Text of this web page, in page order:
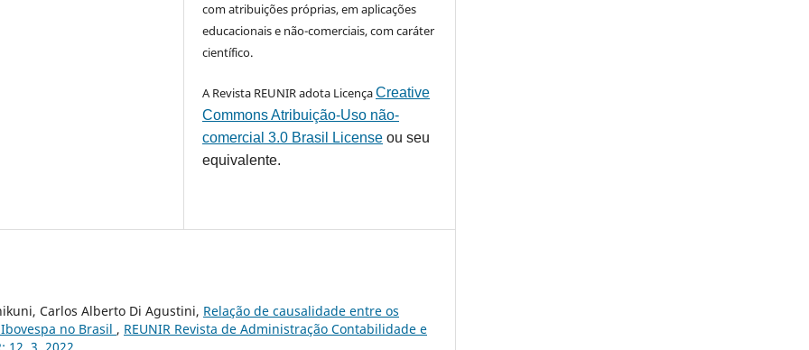
com atribuições próprias, em aplicações
educacionais e não-comerciais, com caráter
científico.
A Revista REUNIR adota LicençaCreative
Commons Atribuição-Uso não-
comercial 3.0 Brasil License ou seu
equivalente.
Carlos Alberto Di Agustini, Relação de causalidade entre os
no Brasil , REUNIR Revista de Administração Contabilidade e